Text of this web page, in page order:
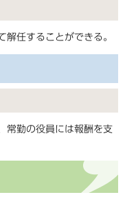
任することができる。
常勤の役員には報酬を支